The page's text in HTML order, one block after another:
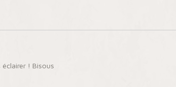
! Bisous